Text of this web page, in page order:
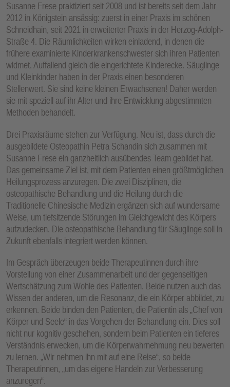
Susanne Frese praktiziert seit 2008 und ist bereits seit dem Jahr
2012 in Königstein ansässig: zuerst in einer Praxis im schönen
Schneidhain, seit 2021 in erweiterter Praxis in der Herzog-Adolph-
Straße 4. Die Räumlichkeiten wirken einladend, in denen die
frühere examinierte Kinderkrankenschwester sich ihren Patienten
widmet. Auffallend gleich die eingerichtete Kinderecke. Säuglinge
und Kleinkinder haben in der Praxis einen besonderen
Stellenwert. Sie sind keine kleinen Erwachsenen! Daher werden
sie mit speziell auf ihr Alter und ihre Entwicklung abgestimmten
Methoden behandelt.
Drei Praxisräume stehen zur Verfügung. Neu ist, dass durch die
ausgebildete Osteopathin Petra Schandin sich zusammen mit
Susanne Frese ein ganzheitlich ausübendes Team gebildet hat.
Das gemeinsame Ziel ist, mit dem Patienten einen größtmöglichen
Heilungsprozess anzuregen. Die zwei Disziplinen, die
osteopathische Behandlung und die Heilung durch die
Traditionelle Chinesische Medizin ergänzen sich auf wundersame
Weise, um tiefsitzende Störungen im Gleichgewicht des Körpers
aufzudecken. Die osteopathische Behandlung für Säuglinge soll in
Zukunft ebenfalls integriert werden können.
Im Gespräch überzeugen beide Therapeutinnen durch ihre
Vorstellung von einer Zusammenarbeit und der gegenseitigen
Wertschätzung zum Wohle des Patienten. Beide nutzen auch das
Wissen der anderen, um die Resonanz, die ein Körper abbildet, zu
erkennen. Beide binden den Patienten, die Patientin als „Chef von
Körper und Seele“ in das Vorgehen der Behandlung ein. Dies soll
nicht nur kognitiv geschehen, sondern beim Patienten ein tieferes
Verständnis erwecken, um die Körperwahrnehmung neu bewerten
zu lernen. „Wir nehmen ihn mit auf eine Reise“, so beide
Therapeutinnen, „um das eigene Handeln zur Verbesserung
anzuregen“.